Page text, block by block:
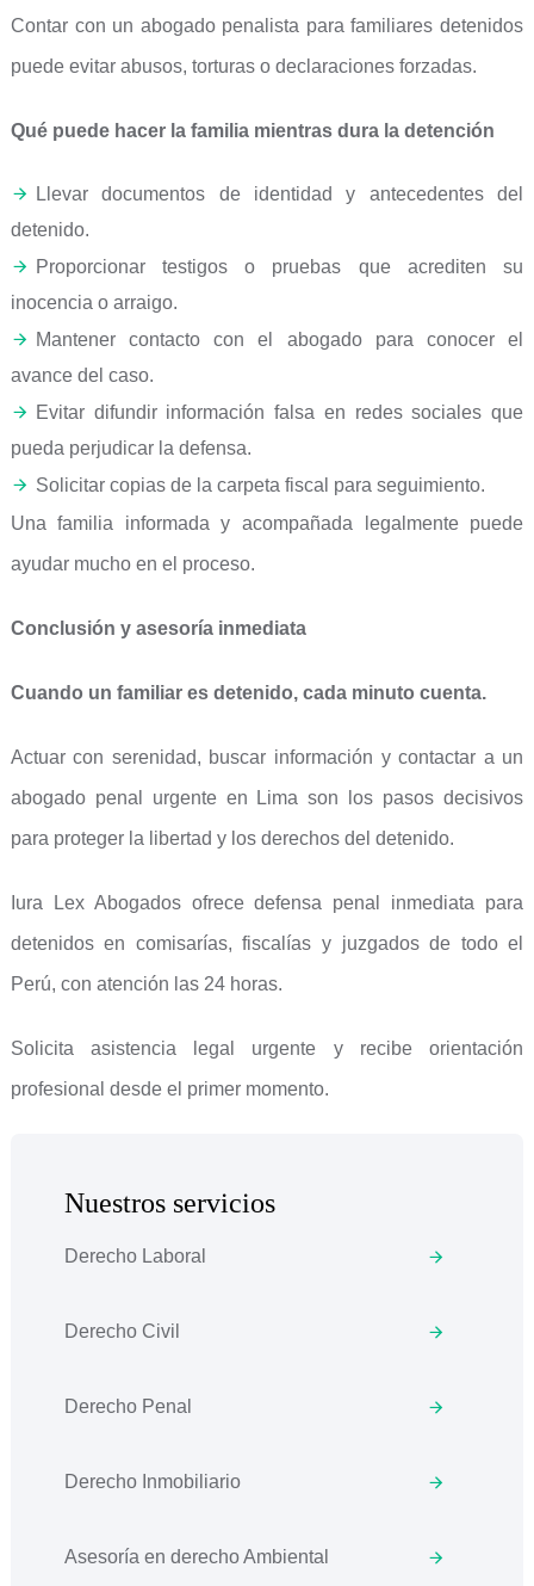
Contar con un abogado penalista para familiares detenidos
puede evitar abusos, torturas o declaraciones forzadas.
Qué puede hacer la familia mientras dura la detención
Llevar documentos de identidad y antecedentes del
detenido.
Proporcionar testigos o pruebas que acrediten su
inocencia o arraigo.
Mantener contacto con el abogado para conocer el
avance del caso.
Evitar difundir información falsa en redes sociales que
pueda perjudicar la defensa.
Solicitar copias de la carpeta fiscal para seguimiento.
Una familia informada y acompañada legalmente puede
ayudar mucho en el proceso.
Conclusión y asesoría inmediata
Cuando un familiar es detenido, cada minuto cuenta.
Actuar con serenidad, buscar información y contactar a un
abogado penal urgente en Lima son los pasos decisivos
para proteger la libertad y los derechos del detenido.
Iura Lex Abogados ofrece defensa penal inmediata para
detenidos en comisarías, fiscalías y juzgados de todo el
Perú, con atención las 24 horas.
Solicita asistencia legal urgente y recibe orientación
profesional desde el primer momento.
Nuestros servicios
Derecho Laboral
Derecho Civil
Derecho Penal
Derecho Inmobiliario
Asesoría en derecho Ambiental